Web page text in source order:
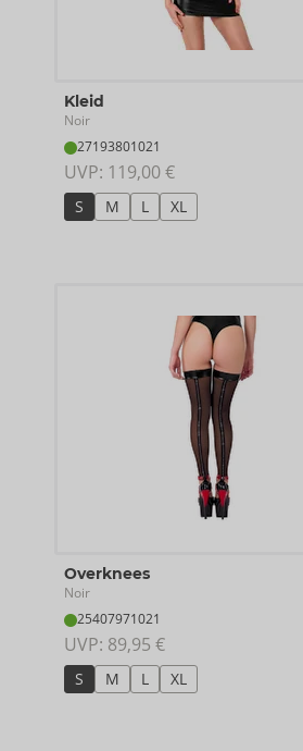
Kleid
Noir
27193801021
UVP: 119,00 €
S M L XL
Overknees
Noir
25407971021
UVP: 89,95 €
S M L XL